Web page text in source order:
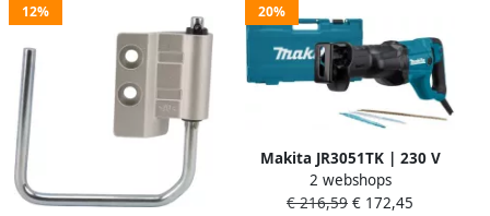
12% 20%
Makita JR3051TK | 230 V
Reciprozaag in koffer
JR3051TK
2 webshops
€ 216,59 € 172,45